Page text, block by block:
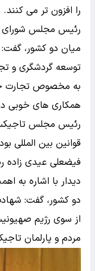
را افزون تر می کنند.
رئیس مجلس شورای
میان دو کشور، گفت:
توسعه گردشگری و
به مخصوص تجارت
همکاری های خوبی
رئیس مجلس
قوانین بین المللی بود
فیضعلی عیدی زاده
دیدار با اشاره به
دو کشور، گفت:
از سوی رژیم
مردم و پارلمان